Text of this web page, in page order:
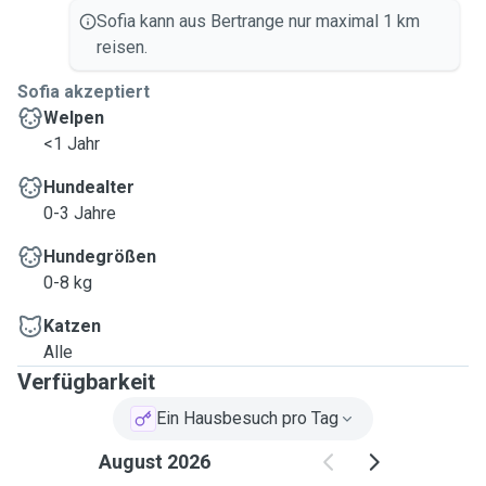
Sofia kann aus Bertrange nur maximal 1 km
reisen.
Sofia akzeptiert
Welpen
<1 Jahr
Hundealter
0-3 Jahre
Hundegrößen
0-8 kg
Katzen
Alle
Verfügbarkeit
Ein Hausbesuch pro Tag
August 2026